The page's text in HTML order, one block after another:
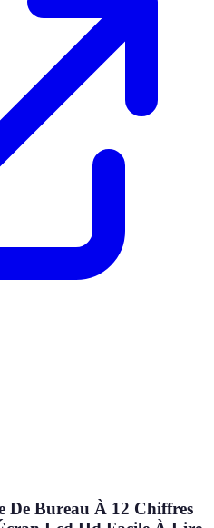
Bureau À 12 Chiffres